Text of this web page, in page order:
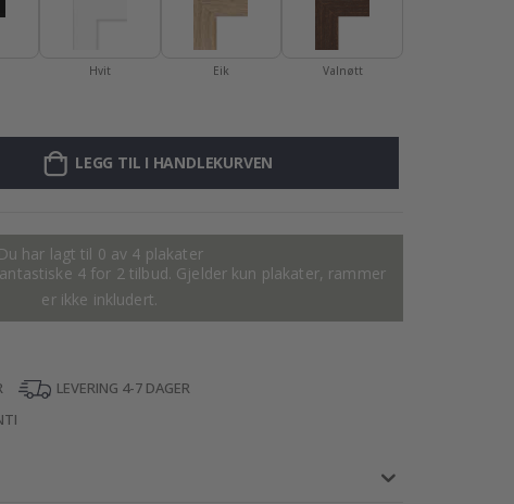
Hvit Eik Valnøtt
LEGG TIL I HANDLEKURVEN
Du har lagt til 0 av 4 plakater
4 for 2 tilbud. Gjelder kun plakater, rammer
er ikke inkludert.
LEVERING 4-7 DAGER